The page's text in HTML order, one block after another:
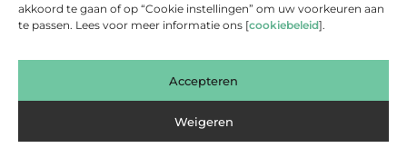
akkoord te gaan of op “Cookie instellingen” om uw voorkeuren aan
te passen. Lees voor meer informatie ons [cookiebeleid].
Accepteren
Weigeren
Onze informatie